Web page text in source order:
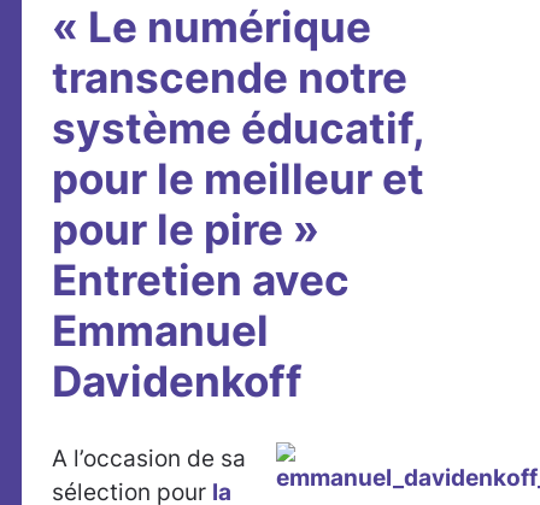
« Le numérique
transcende notre
système éducatif,
pour le meilleur et
pour le pire »
Entretien avec
Emmanuel
Davidenkoff
A l’occasion de sa
sélection pour la